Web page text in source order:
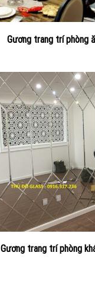
Gương trang trí phòng
Gương trang trí phòng